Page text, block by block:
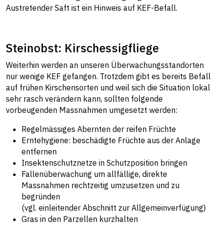
Austretender Saft ist ein Hinweis auf KEF-Befall.
Steinobst: Kirschessigfliege
Weiterhin werden an unseren Überwachungsstandorten
nur wenige KEF gefangen. Trotzdem gibt es bereits Befall
auf frühen Kirschensorten und weil sich die Situation lokal
sehr rasch verändern kann, sollten folgende
vorbeugenden Massnahmen umgesetzt werden:
Regelmässiges Abernten der reifen Früchte
Erntehygiene: beschädigte Früchte aus der Anlage
entfernen
Insektenschutznetze in Schutzposition bringen
Fallenüberwachung um allfällige, direkte
Massnahmen rechtzeitig umzusetzen und zu
begründen
(vgl. einleitender Abschnitt zur Allgemeinverfügung)
Gras in den Parzellen kurzhalten